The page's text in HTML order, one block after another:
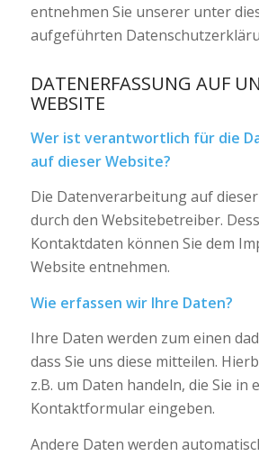
entnehmen Sie unserer unter
aufgeführten
DATENERFASSUNG AUF
WEBSITE
Wer ist verantwortlich für die
auf dieser Website?
Die Datenverarbeitung auf
durch den Websitebetreiber.
Kontaktdaten können Sie dem
Website entnehmen.
Wie erfassen wir Ihre Daten?
Ihre Daten werden zum einen
dass Sie uns diese mitteilen.
z.B. um Daten handeln, die Sie in
Kontaktformular eingeben.
Andere Daten werden